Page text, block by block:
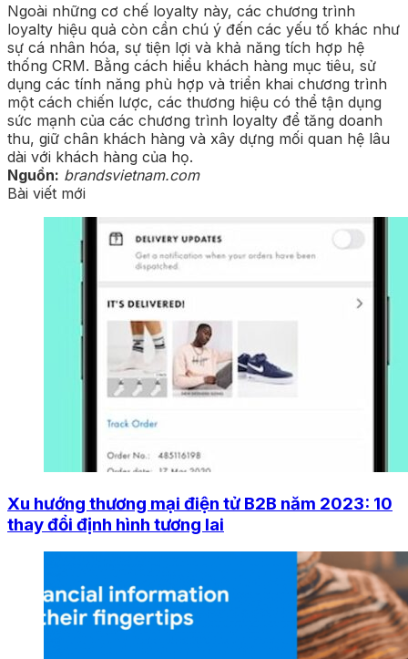
Ngoài những cơ chế loyalty này, các chương trình
loyalty hiệu quả còn cần chú ý đến các yếu tố khác như
sự cá nhân hóa, sự tiện lợi và khả năng tích hợp hệ
thống CRM. Bằng cách hiểu khách hàng mục tiêu, sử
dụng các tính năng phù hợp và triển khai chương trình
một cách chiến lược, các thương hiệu có thể tận dụng
sức mạnh của các chương trình loyalty để tăng doanh
thu, giữ chân khách hàng và xây dựng mối quan hệ lâu
dài với khách hàng của họ.
Nguồn: brandsvietnam.com
Bài viết mới
Xu hướng thương mại điện tử B2B năm 2023: 10
thay đổi định hình tương lai